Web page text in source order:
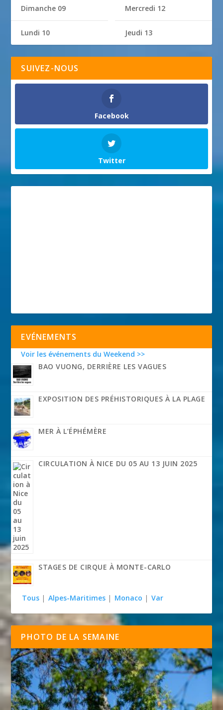
Dimanche 09
Lundi 10
Mercredi 12
Jeudi 13
SUIVEZ-NOUS
Facebook
Twitter
EVÉNEMENTS
Voir les événements du Weekend >>
BAO VUONG, DERRIÈRE LES VAGUES
EXPOSITION DES PRÉHISTORIQUES À LA PLAGE
MER À L’ÉPHÉMÈRE
CIRCULATION À NICE DU 05 AU 13 JUIN 2025
STAGES DE CIRQUE À MONTE-CARLO
Tous | Alpes-Maritimes | Monaco | Var
PHOTO DE LA SEMAINE